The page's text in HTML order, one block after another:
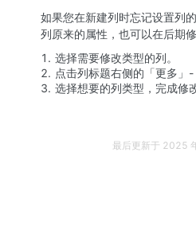
如果您在新建列时忘记设置列
列原来的属性，也可以在后期修
选择需要修改类型的列。
点击列标题右侧的「更多」-
选择想要的列类型，完成修
最后更新于 2025